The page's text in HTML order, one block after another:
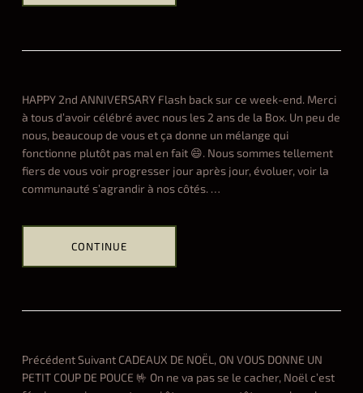
h
w
d
o
w
n
2
HAPPY 2nd ANNIVERSARY Flash back sur ce week-end. Merci
à tous d’avoir célébré avec nous les 2 ans de la Box. Un peu de
nous, beaucoup de vous et ça donne un mélange qui
fonctionne plutôt pas mal en fait 😄. Nous sommes tellement
fiers de vous voir progresser jour après jour, évoluer, voir la
communauté s’agrandir à nos côtés. …
CONTINUE
a
y
2
Précédent Suivant CADEAUX DE NOËL, ON VOUS DONNE UN
PETIT COUP DE POUCE 🤟 On ne va pas se le cacher, Noël c’est